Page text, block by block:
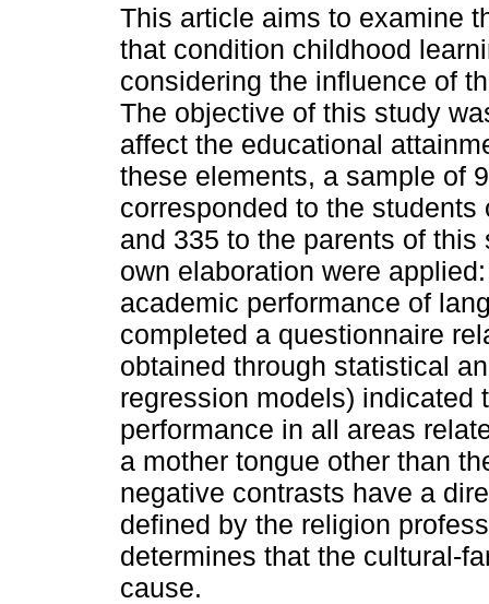
This article aims to examine
that condition childhood
considering the influence of
The objective of this study
affect the educational
these elements, a sample of
corresponded to the
and 335 to the parents of
own elaboration were
academic performance of
completed a questionnaire
obtained through statistical
regression models) indicated
performance in all areas
a mother tongue other than
negative contrasts have a
defined by the religion
determines that the cultural-
cause.